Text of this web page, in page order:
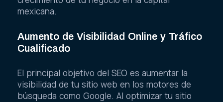
mexicana.
Aumento de Visibilidad Online y Tráfico
Cualificado
El principal objetivo del SEO es aumentar la
visibilidad de tu sitio web en los motores de
búsqueda como Google. Al optimizar tu sitio